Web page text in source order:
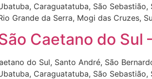
Caraguatatuba, São
Grande da Serra, Mogi das Cruzes,
Caetano do Sul
do Sul, Santo André, São
Caraguatatuba, São